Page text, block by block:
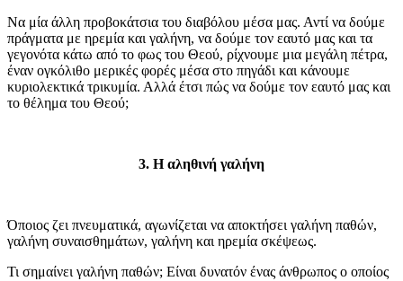
Να μία άλλη προβοκάτσια του διαβόλου μέσα μας. Αντί να δούμε
πράγματα με ηρεμία και γαλήνη, να δούμε τον εαυτό μας και τα
γεγονότα κάτω από το φως του Θεού, ρίχνουμε μια μεγάλη πέτρα,
έναν ογκόλιθο μερικές φορές μέσα στο πηγάδι και κάνουμε
κυριολεκτικά τρικυμία. Αλλά έτσι πώς να δούμε τον εαυτό μας και
το θέλημα του Θεού;
3. Η αληθινή γαλήνη
Όποιος ζει πνευματικά, αγωνίζεται να αποκτήσει γαλήνη παθών,
γαλήνη συναισθημάτων, γαλήνη και ηρεμία σκέψεως.
Τι σημαίνει γαλήνη παθών; Είναι δυνατόν ένας άνθρωπος ο οποίος